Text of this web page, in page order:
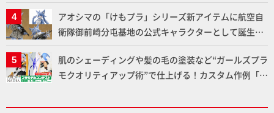
アオシマの「けもプラ」シリーズ新アイテムに航空自
衛隊御前崎分屯基地の公式キャラクターとして誕生し
た「おまねこ」が着任！けもプラ公式サイト限定版と
通常版の2ラインで発売！
肌のシェーディングや髪の毛の塗装など“ガールズプラ
モクオリティアップ術”で仕上げる！カスタム作例「白
デルコンテスト」～8月17日（月）11:59まで応募受付